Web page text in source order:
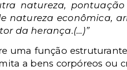
natureza,
natureza econômica,
da herança.(...)”
uma função
a bens corpóreos ou